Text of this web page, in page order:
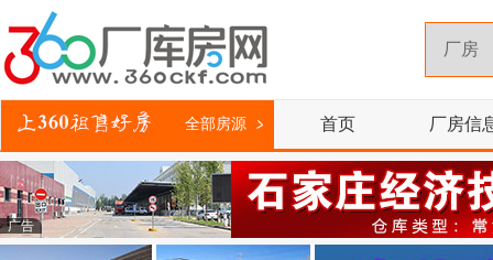
全部房源 首页 厂房信
广告